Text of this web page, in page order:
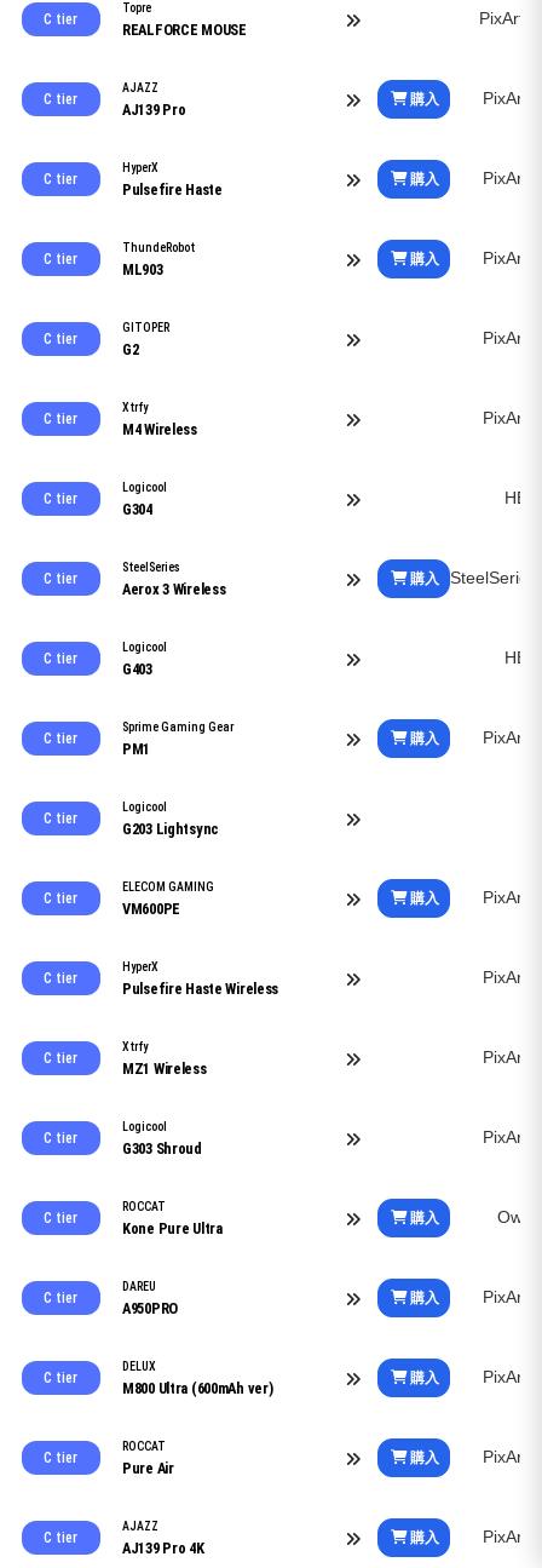
C tier
Topre
REALFORCE MOUSE
PixArt
C tier
AJAZZ
AJ139 Pro
購入 PixArt
C tier
HyperX
Pulsefire Haste
購入 PixArt
C tier
ThundeRobot
ML903
購入 PixArt
C tier
GITOPER
G2
PixArt
C tier
Xtrfy
M4 Wireless
PixArt
C tier
Logicool
G304
C tier
SteelSeries
Aerox 3 Wireless
購入 SteelSeries
C tier
Logicool
G403
C tier
Sprime Gaming Gear
PM1
購入 PixArt
C tier
Logicool
G203 Lightsync
C tier
ELECOM GAMING
VM600PE
購入 PixArt
C tier
HyperX
Pulsefire Haste Wireless
PixArt
C tier
Xtrfy
MZ1 Wireless
PixArt
C tier
Logicool
G303 Shroud
PixArt
C tier
ROCCAT
Kone Pure Ultra
購入 Owl-
C tier
DAREU
A950PRO
購入 PixArt
C tier
DELUX
M800 Ultra (600mAh ver)
購入 PixArt
C tier
ROCCAT
Pure Air
購入 PixArt
C tier
AJAZZ
AJ139 Pro 4K
購入 PixArt